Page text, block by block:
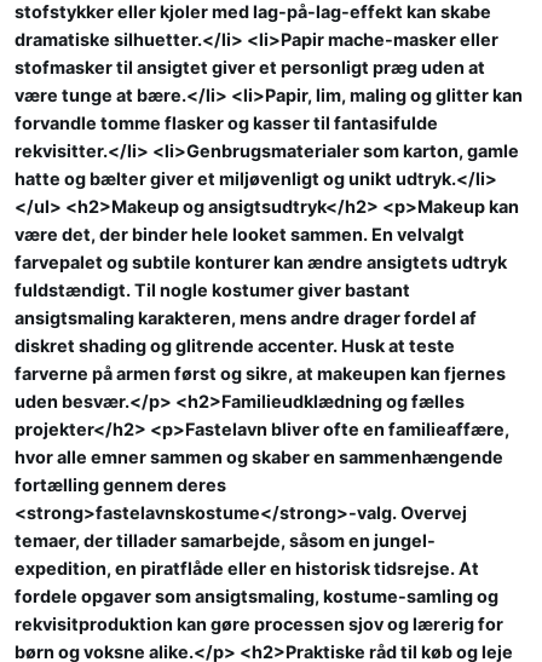
stofstykker eller kjoler med lag-på-lag-effekt kan skabe
dramatiske silhuetter.</li> <li>Papir mache-masker eller
stofmasker til ansigtet giver et personligt præg uden at
være tunge at bære.</li> <li>Papir, lim, maling og glitter kan
forvandle tomme flasker og kasser til fantasifulde
rekvisitter.</li> <li>Genbrugsmaterialer som karton, gamle
hatte og bælter giver et miljøvenligt og unikt udtryk.</li>
</ul> <h2>Makeup og ansigtsudtryk</h2> <p>Makeup kan
være det, der binder hele looket sammen. En velvalgt
farvepalet og subtile konturer kan ændre ansigtets udtryk
fuldstændigt. Til nogle kostumer giver bastant
ansigtsmaling karakteren, mens andre drager fordel af
diskret shading og glitrende accenter. Husk at teste
farverne på armen først og sikre, at makeupen kan fjernes
uden besvær.</p> <h2>Familieudklædning og fælles
projekter</h2> <p>Fastelavn bliver ofte en familieaffære,
hvor alle emner sammen og skaber en sammenhængende
fortælling gennem deres
<strong>fastelavnskostume</strong>-valg. Overvej
temaer, der tillader samarbejde, såsom en jungel-
expedition, en piratflåde eller en historisk tidsrejse. At
fordele opgaver som ansigtsmaling, kostume-samling og
rekvisitproduktion kan gøre processen sjov og lærerig for
børn og voksne alike.</p> <h2>Praktiske råd til køb og leje